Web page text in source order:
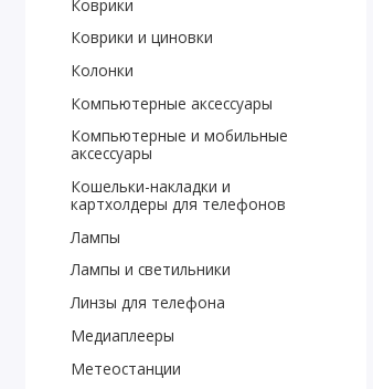
Коврики
Коврики и циновки
Колонки
Компьютерные аксессуары
Компьютерные и мобильные
аксессуары
Кошельки-накладки и
картхолдеры для телефонов
Лампы
Лампы и светильники
Линзы для телефона
Медиаплееры
Метеостанции